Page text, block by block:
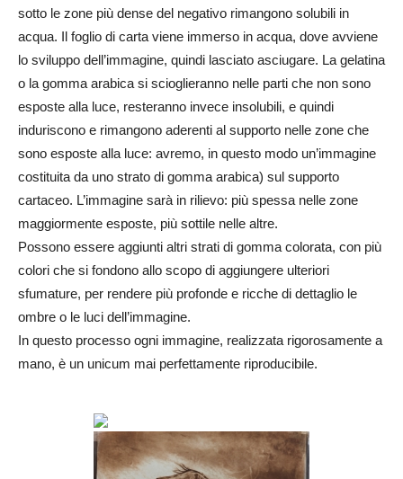
sotto le zone più dense del negativo rimangono solubili in
acqua. Il foglio di carta viene immerso in acqua, dove avviene
lo sviluppo dell’immagine, quindi lasciato asciugare. La gelatina
o la gomma arabica si scioglieranno nelle parti che non sono
esposte alla luce, resteranno invece insolubili, e quindi
induriscono e rimangono aderenti al supporto nelle zone che
sono esposte alla luce: avremo, in questo modo un’immagine
costituita da uno strato di gomma arabica) sul supporto
cartaceo. L’immagine sarà in rilievo: più spessa nelle zone
maggiormente esposte, più sottile nelle altre.
Possono essere aggiunti altri strati di gomma colorata, con più
colori che si fondono allo scopo di aggiungere ulteriori
sfumature, per rendere più profonde e ricche di dettaglio le
ombre o le luci dell’immagine.
In questo processo ogni immagine, realizzata rigorosamente a
mano, è un unicum mai perfettamente riproducibile.